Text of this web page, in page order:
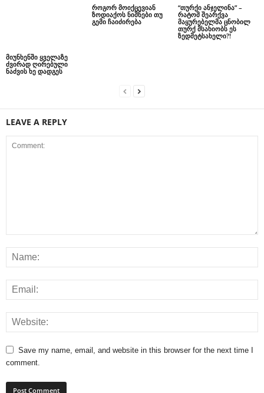
მიუნხენში ყველაზე
ძვირად ღირებული
ნაძვის ხე დადგეს
როგორ მოიქცევიან
ზოდიაქოს ნიშნები თუ
გემი ჩაიძირება
“თურქი ანჯელინა” –
რატომ შეარქვა
მაყურებელმა ცნობილ
თურქ მსახიობს ეს
ზედმეტსახელი?!
LEAVE A REPLY
Save my name, email, and website in this browser for the next time I
comment.